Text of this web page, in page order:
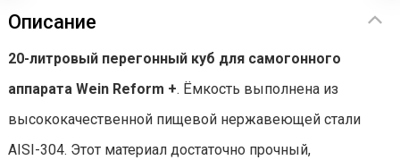
Описание
20-литровый перегонный куб для самогонного
аппарата Wein Reform +. Ёмкость выполнена из
высококачественной пищевой нержавеющей стали
AISI-304. Этот материал достаточно прочный,